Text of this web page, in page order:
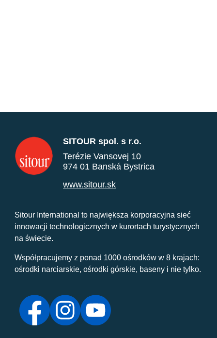
SITOUR spol. s r.o.
Terézie Vansovej 10
974 01 Banská Bystrica
www.sitour.sk
Sitour International to największa korporacyjna sieć
innowacji technologicznych w kurortach turystycznych
na świecie.
Współpracujemy z ponad 1000 ośrodków w 8 krajach:
ośrodki narciarskie, ośrodki górskie, baseny i nie tylko.